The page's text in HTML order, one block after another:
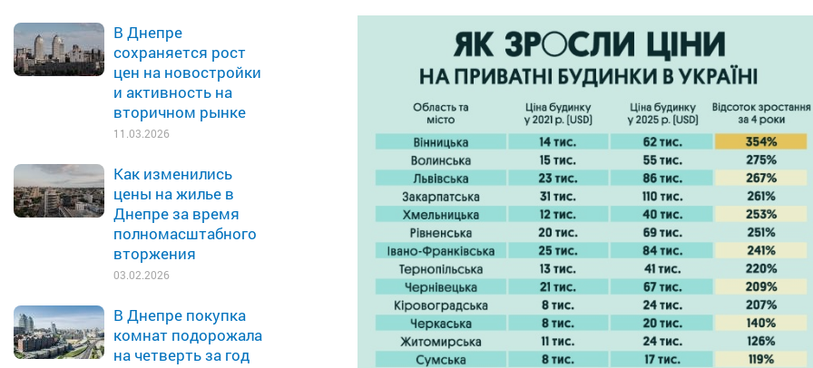
В Днепре
сохраняется рост
цен на новостройки
и активность на
вторичном рынке
11.03.2026
Как изменились
цены на жилье в
Днепре за время
полномасштабного
вторжения
03.02.2026
В Днепре покупка
комнат подорожала
на четверть за год